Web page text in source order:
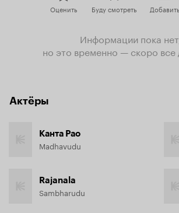
Оценить Буду смотреть Добавить
Информации пока
но это временно — скоро все
Актёры
Канта Рао
Madhavudu
Rajanala
Sambharudu